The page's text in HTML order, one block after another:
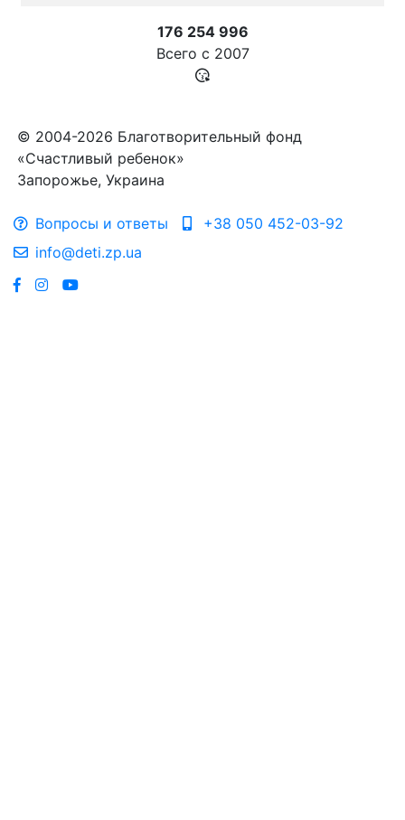
176 254 996
Всего с 2007
© 2004-2026 Благотворительный фонд
«Счастливый ребенок»
Запорожье, Украина
Вопросы и ответы
+38 050 452-03-92
info@deti.zp.ua